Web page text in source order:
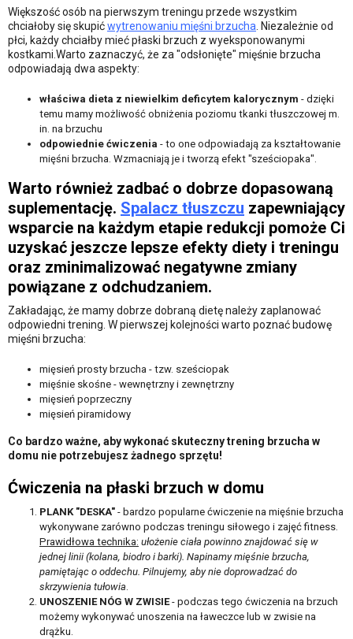
Większość osób na pierwszym treningu przede wszystkim
chciałoby się skupićwytrenowaniu mięśni brzucha . Niezależnie od
płci, każdy chciałby mieć płaski brzuch z wyeksponowanymi
kostkami.Warto zaznaczyć, że za "odsłonięte" mięśnie brzucha
odpowiadają dwa aspekty:
właściwa dieta z niewielkim deficytem kalorycznym - dzięki
temu mamy możliwość obniżenia poziomu tkanki tłuszczowej m.
in. na brzuchu
odpowiednie ćwiczenia - to one odpowiadają za kształtowanie
mięśni brzucha. Wzmacniają je i tworzą efekt "sześciopaka".
Warto również zadbać o dobrze dopasowaną
suplementację. Spalacz tłuszczu zapewniający
wsparcie na każdym etapie redukcji pomoże Ci
uzyskać jeszcze lepsze efekty diety i treningu
oraz zminimalizować negatywne zmiany
powiązane z odchudzaniem.
Zakładając, że mamy dobrze dobraną dietę należy zaplanować
odpowiedni trening. W pierwszej kolejności warto poznać budowę
mięśni brzucha:
mięsień prosty brzucha - tzw. sześciopak
mięśnie skośne - wewnętrzny i zewnętrzny
mięsień poprzeczny
mięsień piramidowy
Co bardzo ważne, aby wykonać skuteczny trening brzucha w
domu nie potrzebujesz żadnego sprzętu!
Ćwiczenia na płaski brzuch w domu
PLANK "DESKA" - bardzo popularne ćwiczenie na mięśnie brzucha
wykonywane zarówno podczas treningu siłowego i zajęć fitness.
Prawidłowa technika: ułożenie ciała powinno znajdować się w
jednej linii (kolana, biodro i barki). Napinamy mięśnie brzucha,
pamiętając o oddechu. Pilnujemy, aby nie doprowadzać do
skrzywienia tułowia
UNOSZENIE NÓG W ZWISIE- podczas tego ćwiczenia na brzuch
możemy wykonywać unoszenia na ławeczce lub w zwisie na
drążku.